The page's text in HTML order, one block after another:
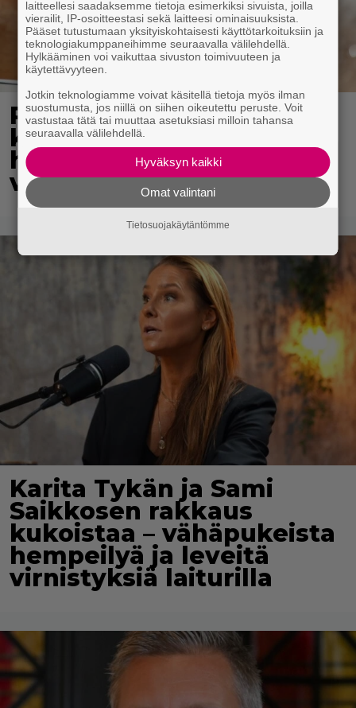
Pohjois-Korea neuvoo
kansalaisiaan selviämään
helteistä syömällä
viilentävää koiraa
Karita Tykän ja Sami
Saikkosen rakkaus
kukoistaa – vähäpukeista
hempeilyä ja leveitä
virnistyksiä laiturilla
laitteellesi saadaksemme tietoja esimerkiksi sivuista, joilla
vierailit, IP-osoitteestasi sekä laitteesi ominaisuuksista.
Pääset tutustumaan yksityiskohtaisesti käyttötarkoituksiin ja
teknologiakumppaneihimme seuraavalla välilehdellä.
Hylkääminen voi vaikuttaa sivuston toimivuuteen ja
käytettävyyteen.
Jotkin teknologiamme voivat käsitellä tietoja myös ilman
suostumusta, jos niillä on siihen oikeutettu peruste. Voit
vastustaa tätä tai muuttaa asetuksiasi milloin tahansa
seuraavalla välilehdellä.
Hyväksyn kaikki
Omat valintani
Tietosuojakäytäntömme